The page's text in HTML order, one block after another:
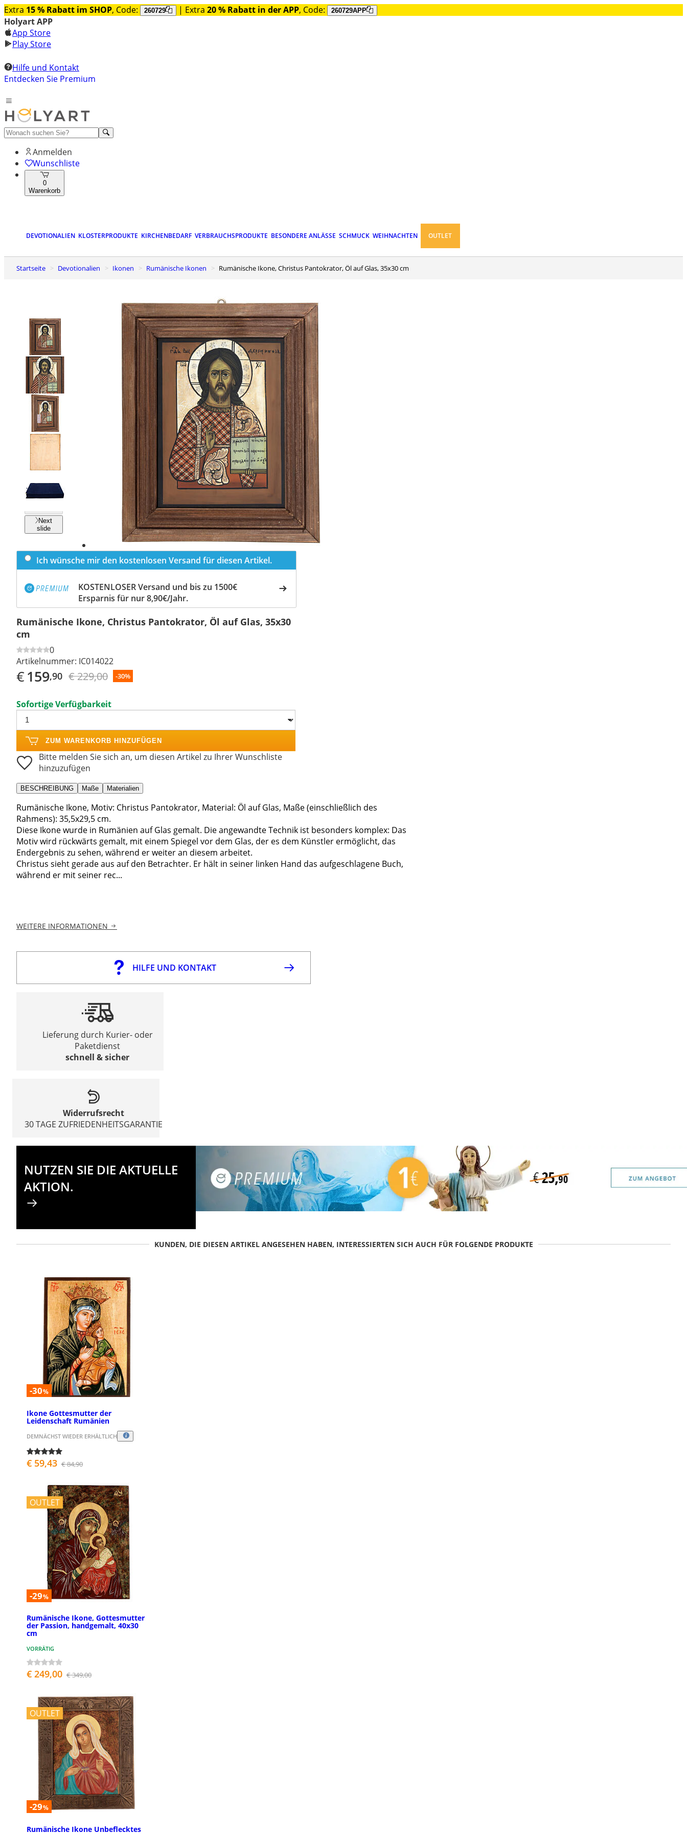
Extra 15 % Rabatt im SHOP, Code: 260729 | Extra 20 % Rabatt in der APP, Code: 260729APP
Holyart APP
App Store
Play Store
Hilfe und Kontakt
Entdecken Sie Premium
Anmelden
Wunschliste
0
Warenkorb
DEVOTIONALIEN KLOSTERPRODUKTE KIRCHENBEDARF VERBRAUCHSPRODUKTE BESONDERE ANLÄSSE SCHMUCK WEIHNACHTEN OUTLET
Startseite Devotionalien Ikonen Rumänische Ikonen Rumänische Ikone, Christus Pantokrator, Öl auf Glas, 35x30 cm
Next
slide
Ich wünsche mir den kostenlosen Versand für diesen Artikel.
KOSTENLOSER Versand und bis zu 1500€
Ersparnis für nur 8,90€/Jahr.
Rumänische Ikone, Christus Pantokrator, Öl auf Glas, 35x30
cm
0
Artikelnummer: IC014022
€159,90 € 229,00 -30%
Sofortige Verfügbarkeit
ZUM WARENKORB HINZUFÜGEN
Bitte melden Sie sich an, um diesen Artikel zu Ihrer Wunschliste
hinzuzufügen
BESCHREIBUNG Maße Materialien
Rumänische Ikone, Motiv: Christus Pantokrator, Material: Öl auf Glas, Maße (einschließlich des
Rahmens): 35,5x29,5 cm.
Diese Ikone wurde in Rumänien auf Glas gemalt. Die angewandte Technik ist besonders komplex: Das
Motiv wird rückwärts gemalt, mit einem Spiegel vor dem Glas, der es dem Künstler ermöglicht, das
Endergebnis zu sehen, während er weiter an diesem arbeitet.
Christus sieht gerade aus auf den Betrachter. Er hält in seiner linken Hand das aufgeschlagene Buch,
während er mit seiner rec...
WEITERE INFORMATIONEN
HILFE UND KONTAKT
Lieferung durch Kurier- oder
Paketdienst
schnell & sicher
Widerrufsrecht
30 TAGE ZUFRIEDENHEITSGARANTIE
NUTZEN SIE DIE AKTUELLE
AKTION.
KUNDEN, DIE DIESEN ARTIKEL ANGESEHEN HABEN, INTERESSIERTEN SICH AUCH FÜR FOLGENDE PRODUKTE
-30%
Ikone Gottesmutter der
Leidenschaft Rumänien
DEMNÄCHST WIEDER ERHÄLTLICH
€ 59,43 € 84,90
OUTLET
-29%
Rumänische Ikone, Gottesmutter
der Passion, handgemalt, 40x30
cm
VORRÄTIG
€ 249,00 € 349,00
OUTLET
-29%
Rumänische Ikone Unbeflecktes